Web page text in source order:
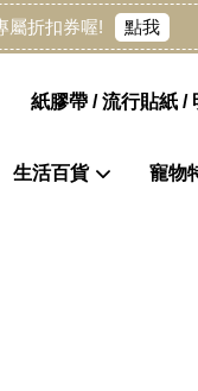
屬折扣券喔! 點我
紙膠帶 / 流行貼紙 /
生活百貨 寵物